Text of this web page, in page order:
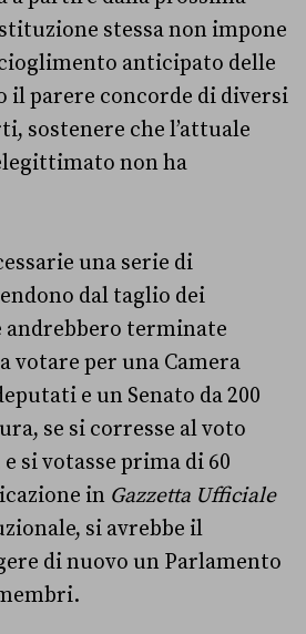
stessa non impone
anticipato delle
il parere concorde di diversi
sostenere che l’attuale
non ha
una serie di
dal taglio dei
terminate
votare per una Camera
e un Senato da 200
se si corresse al voto
si votasse prima di 60
in Gazzetta Ufficiale
si avrebbe il
di nuovo un Parlamento